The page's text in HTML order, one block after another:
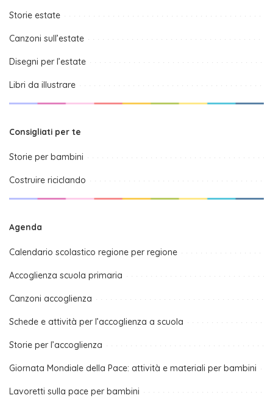
Storie estate
Canzoni sull’estate
Disegni per l’estate
Libri da illustrare
Consigliati per te
Storie per bambini
Costruire riciclando
Agenda
Calendario scolastico regione per regione
Accoglienza scuola primaria
Canzoni accoglienza
Schede e attività per l’accoglienza a scuola
Storie per l’accoglienza
Giornata Mondiale della Pace: attività e materiali per bambini
Lavoretti sulla pace per bambini